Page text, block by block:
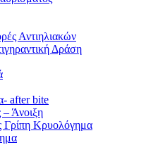
Αντιηλιακών
Δράση
after bite
Άνοιξη
Γρίπη Κρυολόγημα